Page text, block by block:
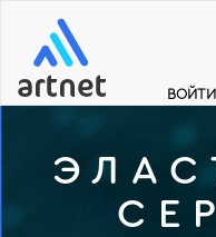
ВОЙТИ